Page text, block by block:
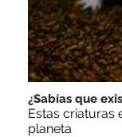
¿Sabías que
Estas criaturas
planeta